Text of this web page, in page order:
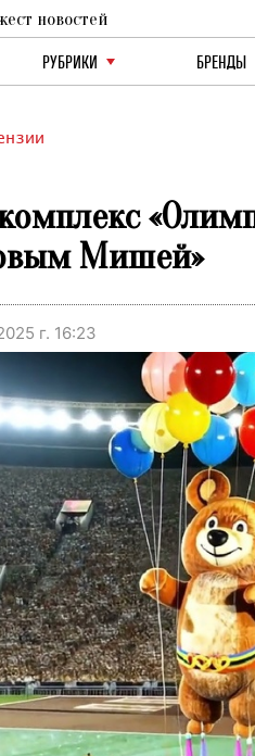
новостей
РУБРИКИ БРЕНДЫ
Мишей»
г. 16:23